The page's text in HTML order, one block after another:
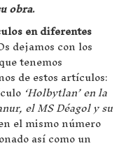
obra.
en diferentes
dejamos con los
tenemos
de estos artículos:
‘Holbytlan’ en la
el MS Déagol y su
el mismo número
así como un